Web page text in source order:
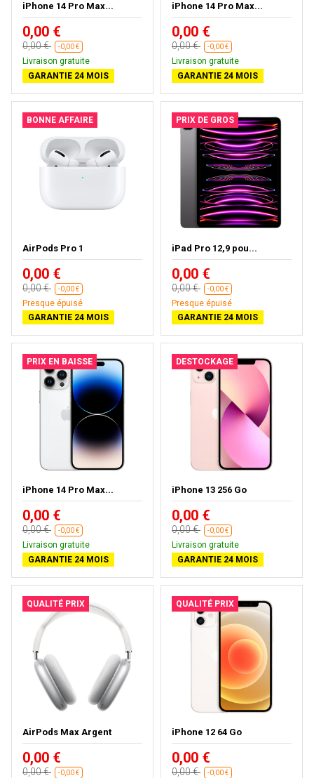
iPhone 14 Pro Max...
0,00 €
0,00 € -0,00 €
Livraison gratuite
GARANTIE 24 MOIS
iPhone 14 Pro Max...
0,00 €
0,00 € -0,00 €
Livraison gratuite
GARANTIE 24 MOIS
BONNE AFFAIRE
AirPods Pro 1
0,00 €
0,00 € -0,00 €
Presque épuisé
GARANTIE 24 MOIS
PRIX DE GROS
iPad Pro 12,9 pou...
0,00 €
0,00 € -0,00 €
Presque épuisé
GARANTIE 24 MOIS
PRIX EN BAISSE
iPhone 14 Pro Max...
0,00 €
0,00 € -0,00 €
Livraison gratuite
GARANTIE 24 MOIS
DESTOCKAGE
iPhone 13 256 Go
0,00 €
0,00 € -0,00 €
Livraison gratuite
GARANTIE 24 MOIS
QUALITÉ PRIX
AirPods Max Argent
0,00 €
0,00 € -0,00 €
QUALITÉ PRIX
iPhone 12 64 Go
0,00 €
0,00 € -0,00 €